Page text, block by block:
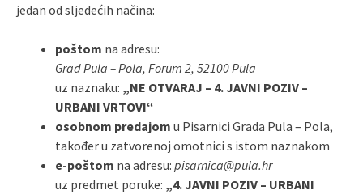
jedan od sljedećih načina:
poštom na adresu:
Grad Pula – Pola, Forum 2, 52100 Pula
uz naznaku: „NE OTVARAJ – 4. JAVNI POZIV –
URBANI VRTOVI“
osobnom predajom u Pisarnici Grada Pula – Pola,
također u zatvorenoj omotnici s istom naznakom
e‑poštom na adresu: pisarnica@pula.hr
uz predmet poruke: „4. JAVNI POZIV – URBANI